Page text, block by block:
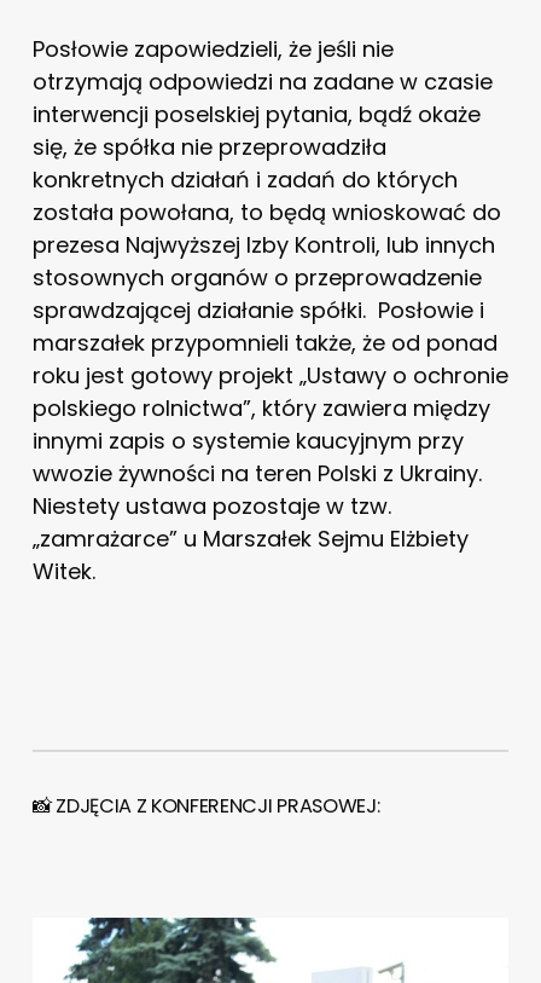
Posłowie zapowiedzieli, że jeśli nie
otrzymają odpowiedzi na zadane w czasie
interwencji poselskiej pytania, bądź okaże
się, że spółka nie przeprowadziła
konkretnych działań i zadań do których
została powołana, to będą wnioskować do
prezesa Najwyższej Izby Kontroli, lub innych
stosownych organów o przeprowadzenie
sprawdzającej działanie spółki. Posłowie i
marszałek przypomnieli także, że od ponad
roku jest gotowy projekt „Ustawy o ochronie
polskiego rolnictwa”, który zawiera między
innymi zapis o systemie kaucyjnym przy
wwozie żywności na teren Polski z Ukrainy.
Niestety ustawa pozostaje w tzw.
„zamrażarce” u Marszałek Sejmu Elżbiety
Witek.
📸 ZDJĘCIA Z KONFERENCJI PRASOWEJ: